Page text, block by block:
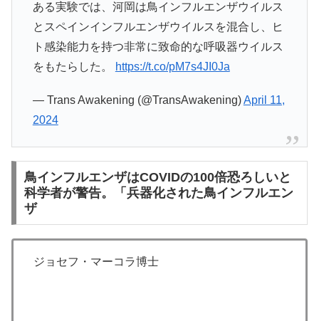
ある実験では、河岡は鳥インフルエンザウイルス
とスペインインフルエンザウイルスを混合し、ヒ
ト感染能力を持つ非常に致命的な呼吸器ウイルス
をもたらした。
https://t.co/pM7s4JI0Ja
— Trans Awakening (@TransAwakening)April 11,
2024
鳥インフルエンザはCOVIDの100倍恐ろしいと
科学者が警告。「兵器化された鳥インフルエン
ザ
ジョセフ・マーコラ博士